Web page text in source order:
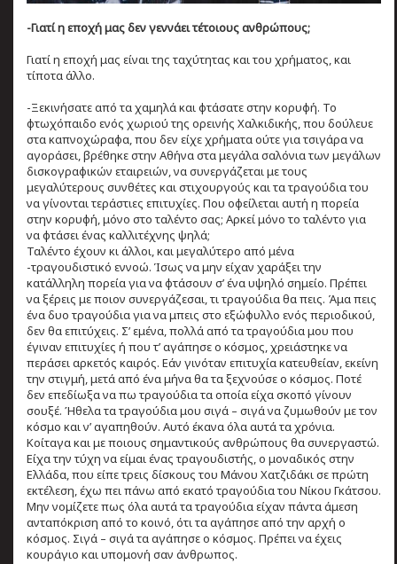
-Γιατί η εποχή μας δεν γεννάει τέτοιους ανθρώπους;
Γιατί η εποχή μας είναι της ταχύτητας και του χρήματος, και
τίποτα άλλο.
-Ξεκινήσατε από τα χαμηλά και φτάσατε στην κορυφή. Το
φτωχόπαιδο ενός χωριού της ορεινής Χαλκιδικής, που δούλευε
στα καπνοχώραφα, που δεν είχε χρήματα ούτε για τσιγάρα να
αγοράσει, βρέθηκε στην Αθήνα στα μεγάλα σαλόνια των μεγάλων
δισκογραφικών εταιρειών, να συνεργάζεται με τους
μεγαλύτερους συνθέτες και στιχουργούς και τα τραγούδια του
να γίνονται τεράστιες επιτυχίες. Που οφείλεται αυτή η πορεία
στην κορυφή, μόνο στο ταλέντο σας; Αρκεί μόνο το ταλέντο για
να φτάσει ένας καλλιτέχνης ψηλά;
Ταλέντο έχουν κι άλλοι, και μεγαλύτερο από μένα
-τραγουδιστικό εννοώ. Ίσως να μην είχαν χαράξει την
κατάλληλη πορεία για να φτάσουν σ’ ένα υψηλό σημείο. Πρέπει
να ξέρεις με ποιον συνεργάζεσαι, τι τραγούδια θα πεις. Άμα πεις
ένα δυο τραγούδια για να μπεις στο εξώφυλλο ενός περιοδικού,
δεν θα επιτύχεις. Σ’ εμένα, πολλά από τα τραγούδια μου που
έγιναν επιτυχίες ή που τ’ αγάπησε ο κόσμος, χρειάστηκε να
περάσει αρκετός καιρός. Εάν γινόταν επιτυχία κατευθείαν, εκείνη
την στιγμή, μετά από ένα μήνα θα τα ξεχνούσε ο κόσμος. Ποτέ
δεν επεδίωξα να πω τραγούδια τα οποία είχα σκοπό γίνουν
σουξέ. Ήθελα τα τραγούδια μου σιγά – σιγά να ζυμωθούν με τον
κόσμο και ν’ αγαπηθούν. Αυτό έκανα όλα αυτά τα χρόνια.
Κοίταγα και με ποιους σημαντικούς ανθρώπους θα συνεργαστώ.
Είχα την τύχη να είμαι ένας τραγουδιστής, ο μοναδικός στην
Ελλάδα, που είπε τρεις δίσκους του Μάνου Χατζιδάκι σε πρώτη
εκτέλεση, έχω πει πάνω από εκατό τραγούδια του Νίκου Γκάτσου.
Μην νομίζετε πως όλα αυτά τα τραγούδια είχαν πάντα άμεση
ανταπόκριση από το κοινό, ότι τα αγάπησε από την αρχή ο
κόσμος. Σιγά – σιγά τα αγάπησε ο κόσμος. Πρέπει να έχεις
κουράγιο και υπομονή σαν άνθρωπος.